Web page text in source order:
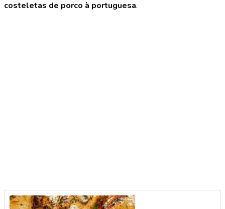
costeletas de porco à portuguesa.